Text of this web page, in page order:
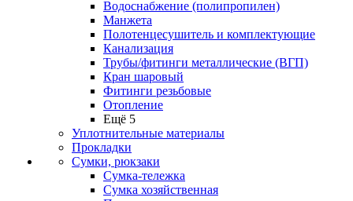
Водоснабжение (полипропилен)
Манжета
Полотенцесушитель и комплектующие
Канализация
Трубы/фитинги металлические (ВГП)
Кран шаровый
Фитинги резьбовые
Отопление
Ещё 5
Уплотнительные материалы
Прокладки
Сумки, рюкзаки
Сумка-тележка
Сумка хозяйственная